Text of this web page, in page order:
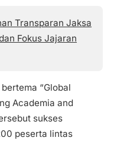
Transparan Jaksa
Fokus Jajaran
“Global
Academia and
sukses
peserta lintas